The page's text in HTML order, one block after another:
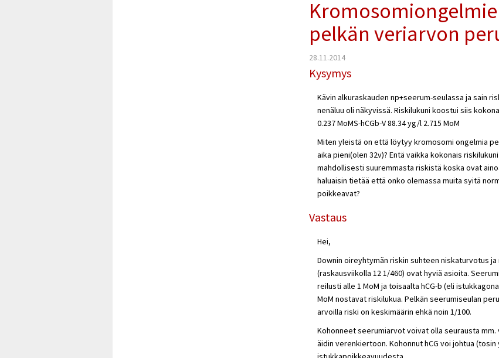
pelkän veriarvon
28.11.2014
Kysymys
Kävin alkuraskauden np+seerum-seulassa ja sain
nenäluu oli näkyvissä. Riskilukuni koostui siis
0.237 MoMS-hCGb-V 88.34 yg/l 2.715 MoM
Miten yleistä on että löytyy kromosomi ongelmia
aika pieni(olen 32v)? Entä vaikka kokonais
mahdollisesti suuremmasta riskistä koska ovat
haluaisin tietää että onko olemassa muita syitä
poikkeavat?
Vastaus
Hei,
Downin oireyhtymän riskin suhteen niskaturvotus
(raskausviikolla 12 1/460) ovat hyviä asioita.
reilusti alle 1 MoM ja toisaalta hCG-b (eli
MoM nostavat riskilukua. Pelkän seerumiseulan
arvoilla riski on keskimäärin ehkä noin 1/100.
Kohonneet seerumiarvot voivat olla seurausta
äidin verenkiertoon. Kohonnut hCG voi johtua